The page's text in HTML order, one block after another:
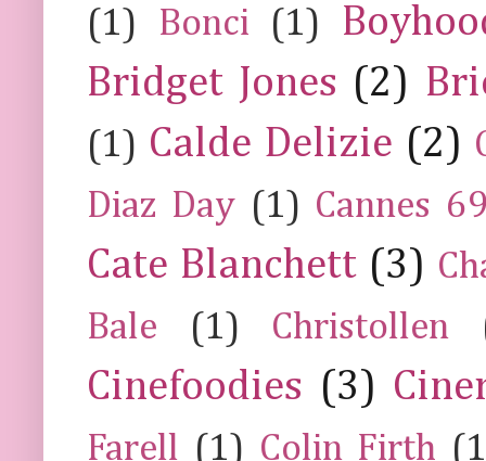
(1) Bonci (1)
Bridget Jones (2)
(1) Calde Delizie (2)
Diaz Day (1) Cannes
Cate Blanchett (3)
Bale
(1) Christollen
Cinefoodies (3)
Farell (1) Colin Firth